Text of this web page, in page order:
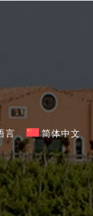
言 简体中文